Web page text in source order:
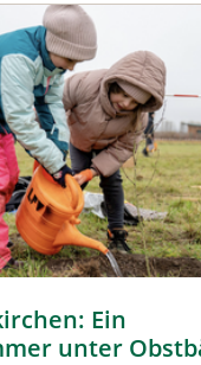
Ein
unter
Ein Klassenzimmer